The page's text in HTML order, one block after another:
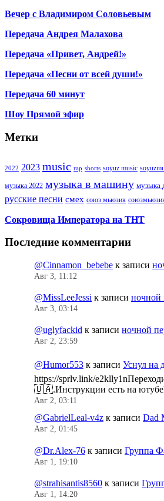
Вечер с Владимиром Соловьевым
Передача Андрея Малахова
Передача «Привет, Андрей!»
Передача «Песни от всей души!»
Передача 60 минут
Шоу Прямой эфир
Метки
2022 2023 music rap shorts soyuz music
музыка 2022 музыка в машину музыка
русские песни смех союз мьюзик
Сокровища Императора на ТНТ
Последние комментарии
@Cinnamon_bebebe к записи
Авг 3, 11:12
@MissLeeJessi к записи ночной
Авг 3, 03:14
@uglyfackid к записи ночной
Авг 2, 23:59
@Humor553 к записи Уснул на
https://sprlv.link/
🇺🇦.Инструкции есть на
Авг 2, 03:11
@GabrielLeal-v4z к записи Dad
Авг 2, 01:45
@Dr.Alex-76 к записи Группа
Авг 1, 19:10
@strahisantis8560 к записи
Авг 1, 14:20